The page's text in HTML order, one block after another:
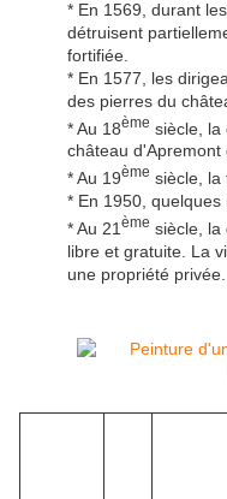
* En 1569, durant
détruisent
fortifiée.
* En 1577, les
des pierres du
* Au 18ème siècle, la
château d'Apremont
* Au 19ème siècle, la
* En 1950, quelques
* Au 21 ème siècle, la
libre et gratuite. La
une propriété privée.